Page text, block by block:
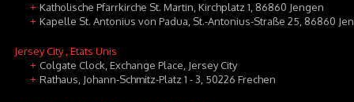
+ Katholische Pfarrkirche St. Martin, Kirchplatz 1, 86860 Jengen
+ Kapelle St. Antonius von Padua, St.-Antonius-Straße 25, 86860
Jersey City, Etats Unis
+ Colgate Clock, Exchange Place, Jersey City
+ Rathaus, Johann-Schmitz-Platz 1 - 3, 50226 Frechen